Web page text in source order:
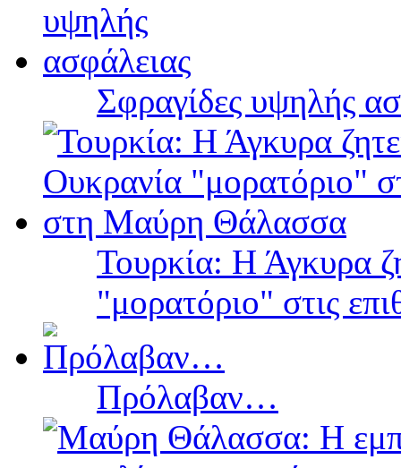
Σφραγίδες υψηλής
Τουρκία: Η Άγκυρα
"μορατόριο" στις
Πρόλαβαν…